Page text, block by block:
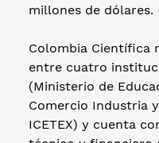
millones de dólares.
Colombia Científica
entre cuatro
(Ministerio de
Comercio Industria
ICETEX) y cuenta